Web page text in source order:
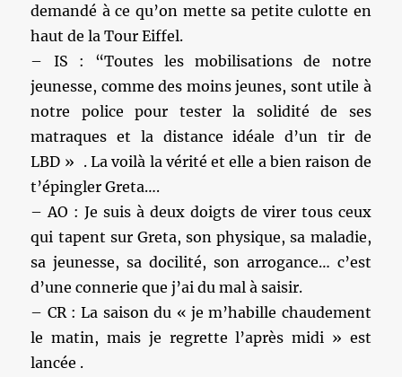
demandé à ce qu’on mette sa petite culotte en
haut de la Tour Eiffel.
– IS : “Toutes les mobilisations de notre
jeunesse, comme des moins jeunes, sont utile à
notre police pour tester la solidité de ses
matraques et la distance idéale d’un tir de
LBD » . La voilà la vérité et elle a bien raison de
t’épingler Greta….
– AO : Je suis à deux doigts de virer tous ceux
qui tapent sur Greta, son physique, sa maladie,
sa jeunesse, sa docilité, son arrogance… c’est
d’une connerie que j’ai du mal à saisir.
– CR : La saison du « je m’habille chaudement
le matin, mais je regrette l’après midi » est
lancée .